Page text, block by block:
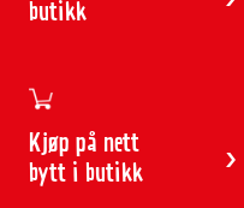
butikk
Kjøp på nett
bytt i butikk